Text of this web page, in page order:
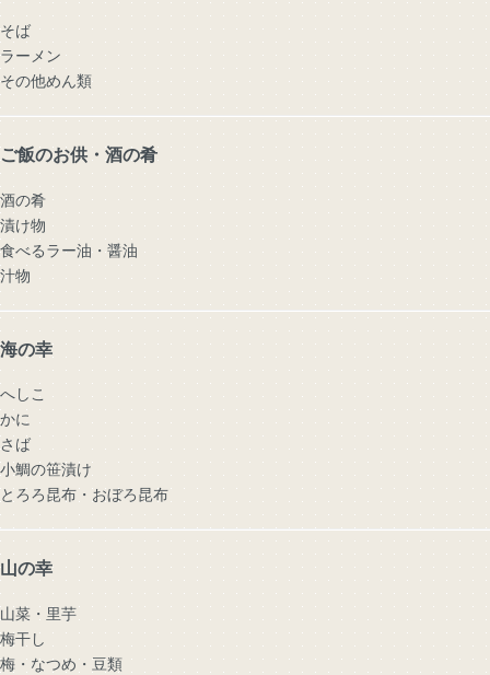
そば
ラーメン
その他めん類
ご飯のお供・酒の肴
酒の肴
漬け物
食べるラー油・醤油
汁物
海の幸
へしこ
かに
さば
小鯛の笹漬け
とろろ昆布・おぼろ昆布
山の幸
山菜・里芋
梅干し
梅・なつめ・豆類